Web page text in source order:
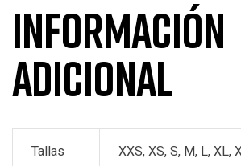
Información
adicional
Tallas XXS, XS, S, M, L, XL,